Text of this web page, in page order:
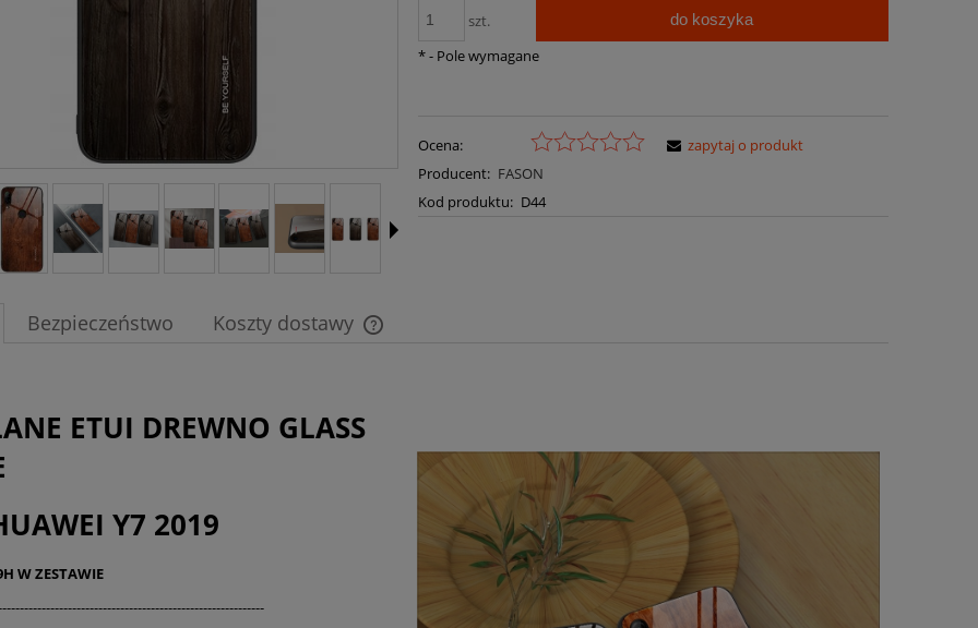
szt. do koszyka
*- Pole wymagane
Ocena:
Producent: FASON
Kod produktu: D44
zapytaj o produkt
Bezpieczeństwo Koszty dostawy
ETUI DREWNO GLASS
Y7 2019
W ZESTAWIE